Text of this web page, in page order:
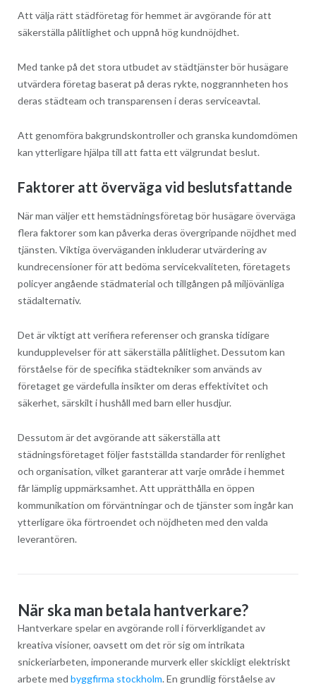
Att välja rätt städföretag för hemmet är avgörande för att
säkerställa pålitlighet och uppnå hög kundnöjdhet.
Med tanke på det stora utbudet av städtjänster bör husägare
utvärdera företag baserat på deras rykte, noggrannheten hos
deras städteam och transparensen i deras serviceavtal.
Att genomföra bakgrundskontroller och granska kundomdömen
kan ytterligare hjälpa till att fatta ett välgrundat beslut.
Faktorer att överväga vid beslutsfattande
När man väljer ett hemstädningsföretag bör husägare överväga
flera faktorer som kan påverka deras övergripande nöjdhet med
tjänsten. Viktiga överväganden inkluderar utvärdering av
kundrecensioner för att bedöma servicekvaliteten, företagets
policyer angående städmaterial och tillgången på miljövänliga
städalternativ.
Det är viktigt att verifiera referenser och granska tidigare
kundupplevelser för att säkerställa pålitlighet. Dessutom kan
förståelse för de specifika städtekniker som används av
företaget ge värdefulla insikter om deras effektivitet och
säkerhet, särskilt i hushåll med barn eller husdjur.
Dessutom är det avgörande att säkerställa att
städningsföretaget följer fastställda standarder för renlighet
och organisation, vilket garanterar att varje område i hemmet
får lämplig uppmärksamhet. Att upprätthålla en öppen
kommunikation om förväntningar och de tjänster som ingår kan
ytterligare öka förtroendet och nöjdheten med den valda
leverantören.
När ska man betala hantverkare?
Hantverkare spelar en avgörande roll i förverkligandet av
kreativa visioner, oavsett om det rör sig om intrikata
snickeriarbeten, imponerande murverk eller skickligt elektriskt
arbete med byggfirma stockholm. En grundlig förståelse av